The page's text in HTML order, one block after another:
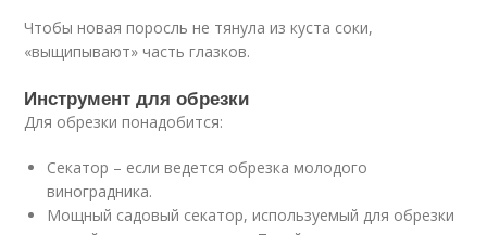
Чтобы новая поросль не тянула из куста соки,
«выщипывают» часть глазков.
Инструмент для обрезки
Для обрезки понадобится:
Секатор – если ведется обрезка молодого
виноградника.
Мощный садовый секатор, используемый для обрезки